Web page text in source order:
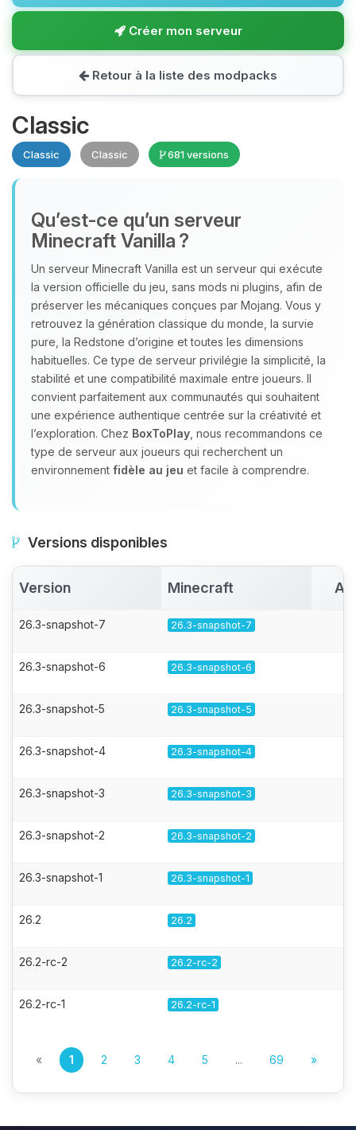
Créer mon serveur
Retour à la liste des modpacks
Classic
Classic Classic 681 versions
Qu’est‑ce qu’un serveur
Minecraft Vanilla ?
Un serveur Minecraft Vanilla est un serveur qui exécute
la version officielle du jeu, sans mods ni plugins, afin de
préserver les mécaniques conçues par Mojang. Vous y
retrouvez la génération classique du monde, la survie
pure, la Redstone d’origine et toutes les dimensions
habituelles. Ce type de serveur privilégie la simplicité, la
stabilité et une compatibilité maximale entre joueurs. Il
convient parfaitement aux communautés qui souhaitent
une expérience authentique centrée sur la créativité et
l’exploration. Chez BoxToPlay , nous recommandons ce
type de serveur aux joueurs qui recherchent un
environnement fidèle au jeu et facile à comprendre.
Versions disponibles
Version Minecraft
26.3-snapshot-7 26.3-snapshot-7
26.3-snapshot-6 26.3-snapshot-6
26.3-snapshot-5 26.3-snapshot-5
26.3-snapshot-4 26.3-snapshot-4
26.3-snapshot-3 26.3-snapshot-3
26.3-snapshot-2 26.3-snapshot-2
26.3-snapshot-1 26.3-snapshot-1
26.2 26.2
26.2-rc-2 26.2-rc-2
26.2-rc-1 26.2-rc-1
« 1 2 3 4 5 ... 69 »
Youpi, enfin quelqu’un pour me
parler ! Moi c’est Choupy, ton petit
assistant BoxToPlay. Dis-moi ce dont
tu as besoin et je vais remuer mes
petits circuits pour t’aider.
08/08/2026 à 07:43